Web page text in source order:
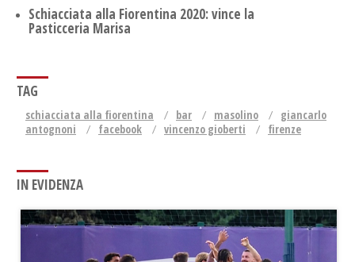
Schiacciata alla Fiorentina 2020: vince la
Pasticceria Marisa
TAG
schiacciata alla fiorentina bar masolino
giancarlo
antognoni
facebook vincenzo gioberti firenze
IN EVIDENZA